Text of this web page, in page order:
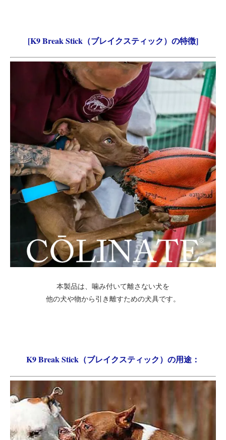
[K9 Break Stick（ブレイクスティック）の特徴]
本製品は、噛み付いて離さない犬を
他の犬や物から引き離すための犬具です。
K9 Break Stick（ブレイクスティック）の用途：